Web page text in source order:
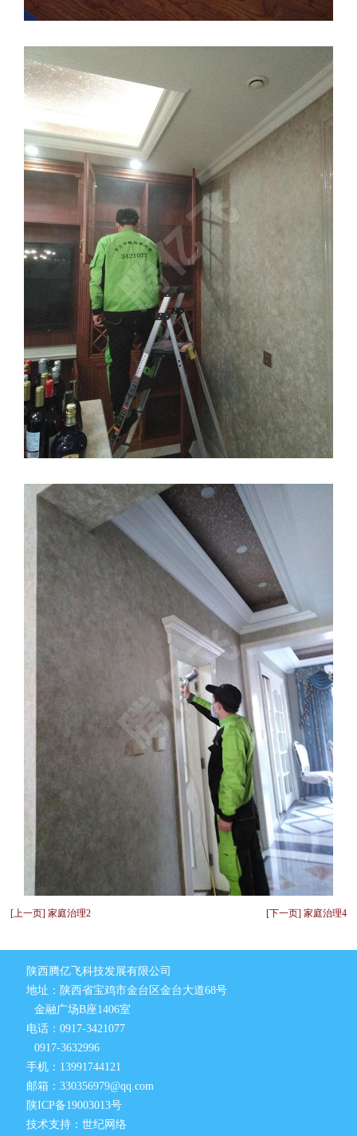
[上一页] 家庭治理2 [下一页] 家庭治理4
陕西腾亿飞科技发展有限公司
地址：陕西省宝鸡市金台区金台大道68号
金融广场B座1406室
电话：0917-3421077
0917-3632996
手机：13991744121
邮箱：330356979@qq.com
陕ICP备19003013号
技术支持：世纪网络